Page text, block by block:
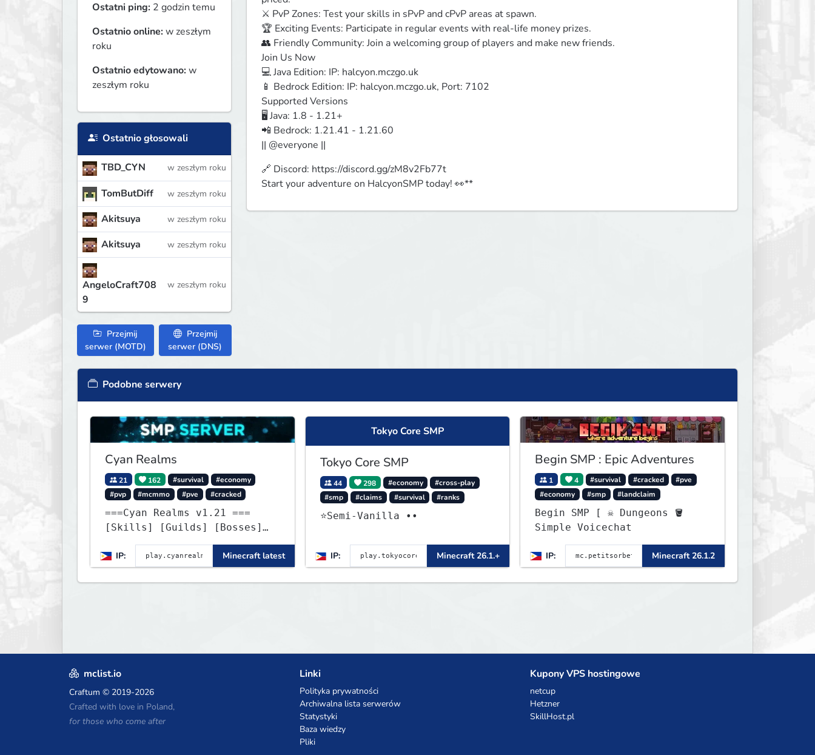
Ostatni ping: 2 godzin temu
Ostatnio online:w zeszłym
roku
Ostatnio edytowano:w
zeszłym roku
Ostatnio głosowali
TBD_CYN w zeszłym roku
TomButDiff w zeszłym roku
Akitsuya w zeszłym roku
Akitsuya w zeszłym roku
AngeloCraft708
9
w zeszłym roku
Przejmij
serwer (MOTD)
Przejmij
serwer (DNS)
⚔️ PvP Zones: Test your skills in sPvP and cPvP areas at spawn.
🏆 Exciting Events: Participate in regular events with real-life money prizes.
👥 Friendly Community: Join a welcoming group of players and make new friends.
Join Us Now
💻 Java Edition: IP: halcyon.mczgo.uk
📱 Bedrock Edition: IP: halcyon.mczgo.uk, Port: 7102
Supported Versions
🖥️ Java: 1.8 - 1.21+
📲 Bedrock: 1.21.41 - 1.21.60
|| @everyone ||
🔗 Discord: https://discord.gg/zM8v2Fb77t
Start your adventure on HalcyonSMP today! 👀**
Podobne serwery
Cyan Realms
21 162 #survival
#economy
#pvp
#mcmmo #pve #cracked
===Cyan Realms v1.21 ===
[Skills] [Guilds] [Bosses]
[Unique] [No Griefing]
IP:
Minecraft latest
Tokyo Core SMP
Tokyo Core SMP
44 298 #economy
#cross-play
#smp
#claims #survival #ranks
⭐Semi-Vanilla ••
IP: Minecraft 26.1.+
Begin SMP : Epic Adventures
1 4 #survival #cracked
#pve
#economy
#smp #landclaim
Begin SMP [ ☠ Dungeons 🪣
Simple Voicechat
IP: Minecraft 26.1.2
mclist.io
Craftum © 2019-2026
Crafted with love in Poland,
for those who come after
Linki
Polityka prywatności
Archiwalna lista serwerów
Statystyki
Baza wiedzy
Pliki
Kupony VPS hostingowe
netcup
Hetzner
SkillHost.pl